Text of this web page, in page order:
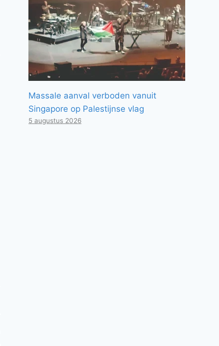
Massale aanval verboden vanuit
Singapore op Palestijnse vlag
5 augustus 2026